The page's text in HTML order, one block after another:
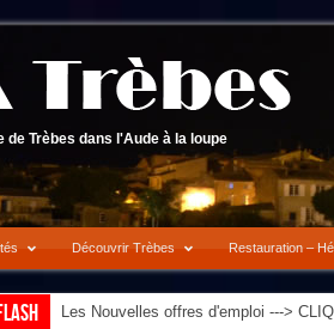
de Trèbes dans l'Aude à la loupe
Découvrir Trèbes Restauration –
Les Nouvelles offres d'emploi --->